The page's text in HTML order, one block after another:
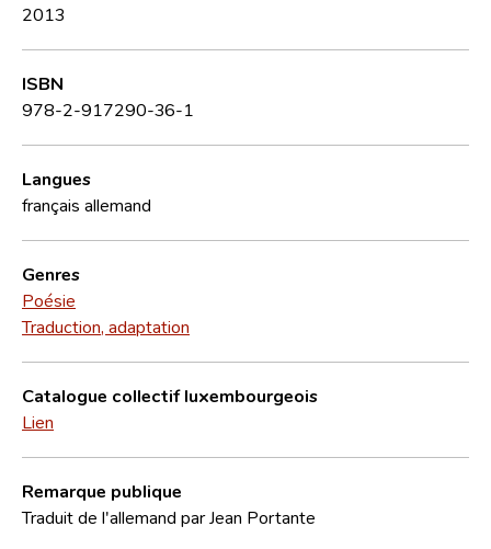
2013
ISBN
978-2-917290-36-1
Langues
français allemand
Genres
Poésie
Traduction, adaptation
Catalogue collectif luxembourgeois
Lien
Remarque publique
Traduit de l'allemand par Jean Portante